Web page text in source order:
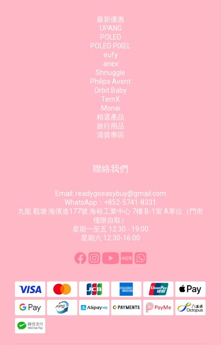
最新優惠
UPANG
POLED
POLED PIXEL
eufy
anex
Shnuggle
Philips Avent
Orbit Baby
TernX
Monai
精選產品
旅行用品
清貨專區
聯絡我們
Email: readygoeasybuy@gmail.com
WhatsApp：+852-5741-8331
九龍 觀塘 海濱道177號 海裕工業中心 7樓 B-1室 A單位（門市
僅限自取）
星期一至五 12:30 - 19:00
星期六 12:30-16:00